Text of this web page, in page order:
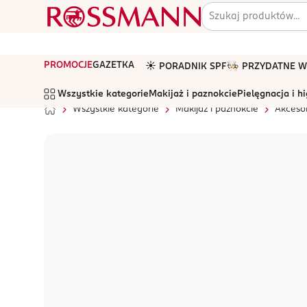
PROMOCJEGAZETKA ☀️ PORADNIK SPF🧑🏻‍🍳 PRZYDATNE
Wszystkie kategorie Makijaż i paznokcie Pielęgnacja i
Wszystkie kategorie
Makijaż i paznokcie